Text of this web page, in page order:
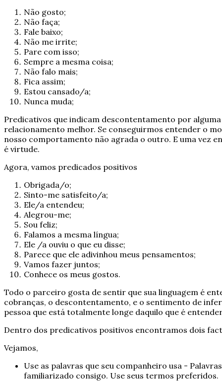
Não gosto;
Não faça;
Fale baixo;
Não me irrite;
Pare com isso;
Sempre a mesma coisa;
Não falo mais;
Fica assim;
Estou cansado/a;
Nunca muda;
Predicativos que indicam descontentamento por
relacionamento melhor. Se conseguirmos entender o
nosso comportamento não agrada o outro. E uma vez
é virtude.
Agora, vamos predicados positivos
Obrigada/o;
Sinto-me satisfeito/a;
Ele/a entendeu;
Alegrou-me;
Sou feliz;
Falamos a mesma língua;
Ele /a ouviu o que eu disse;
Parece que ele adivinhou meus pensamentos;
Vamos fazer juntos;
Conhece os meus gostos.
Todo o parceiro gosta de sentir que sua linguagem é
cobranças, o descontentamento, e o sentimento de
pessoa que está totalmente longe daquilo que é
Dentro dos predicativos positivos encontramos dois
Vejamos,
Use as palavras que seu companheiro usa -
familiarizado consigo. Use seus termos preferidos.